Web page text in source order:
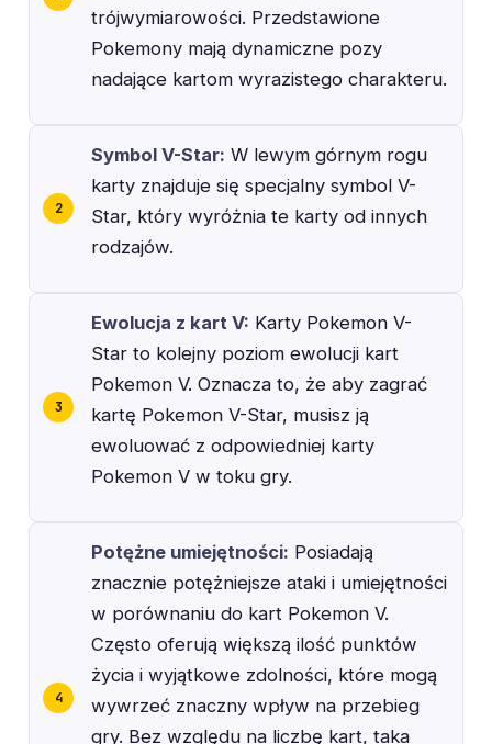
trójwymiarowości. Przedstawione
Pokemony mają dynamiczne pozy
nadające kartom wyrazistego charakteru.
Symbol V-Star: W lewym górnym rogu
karty znajduje się specjalny symbol V-
Star, który wyróżnia te karty od innych
rodzajów.
Ewolucja z kart V: Karty Pokemon V-
Star to kolejny poziom ewolucji kart
Pokemon V. Oznacza to, że aby zagrać
kartę Pokemon V-Star, musisz ją
ewoluować z odpowiedniej karty
Pokemon V w toku gry.
Potężne umiejętności: Posiadają
znacznie potężniejsze ataki i umiejętności
w porównaniu do kart Pokemon V.
Często oferują większą ilość punktów
życia i wyjątkowe zdolności, które mogą
wywrzeć znaczny wpływ na przebieg
gry. Bez względu na liczbę kart, taka